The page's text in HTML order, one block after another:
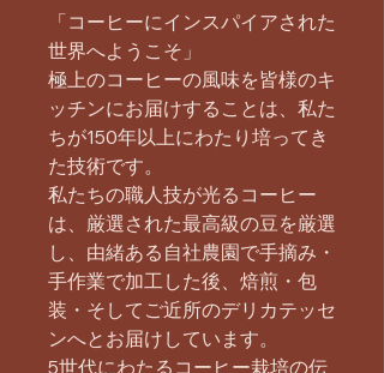
「コーヒーにインスパイアされた
世界へようこそ」
極上のコーヒーの風味を皆様のキ
ッチンにお届けすることは、私た
ちが150年以上にわたり培ってき
た技術です。
私たちの職人技が光るコーヒー
は、厳選された最高級の豆を厳選
し、由緒ある自社農園で手摘み・
手作業で加工した後、焙煎・包
装・そしてご近所のデリカテッセ
ンへとお届けしています。
5世代にわたるコーヒー栽培の伝